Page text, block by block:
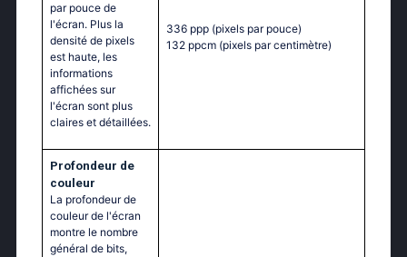
par pouce de
l'écran. Plus la
densité de pixels
est haute, les
informations
affichées sur
l'écran sont plus
claires et détaillées.
336 ppp (pixels par pouce)
132 ppcm (pixels par centimètre)
Profondeur de
couleur
La profondeur de
couleur de l'écran
montre le nombre
général de bits,